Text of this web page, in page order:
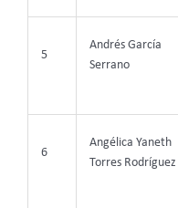
5
Andrés García
Serrano
6
Angélica Yaneth
Torres Rodríguez